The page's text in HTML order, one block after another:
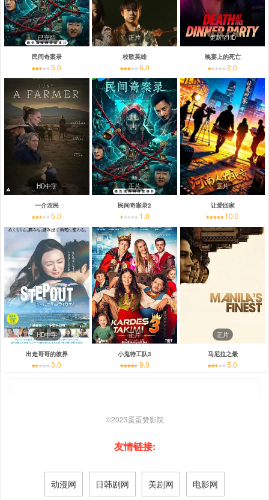
已完结
民间奇案录
5.0
正片
校歌英雄
6.0
更新至HD
晚宴上的死亡
2.0
HD中字
一介农民
5.0
正片
民间奇案录2
1.0
正片
让爱回家
10.0
HD中字
出走哥哥的彼界
3.0
正片
小鬼特工队3
9.0
正片
马尼拉之最
5.0
©2023蛋蛋赞影院
友情链接:
动漫网 日韩剧网 美剧网 电影网